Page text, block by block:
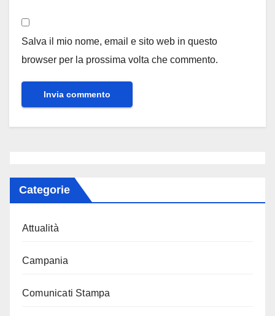
Salva il mio nome, email e sito web in questo
browser per la prossima volta che commento.
Categorie
Attualità
Campania
Comunicati Stampa